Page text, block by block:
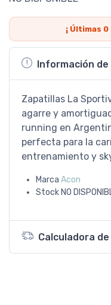
¡ Últimas 0
Información
Zapatillas La
agarre y
running en
perfecta para la
entrenamiento y
Marca Acon
Stock NO
Calculadora